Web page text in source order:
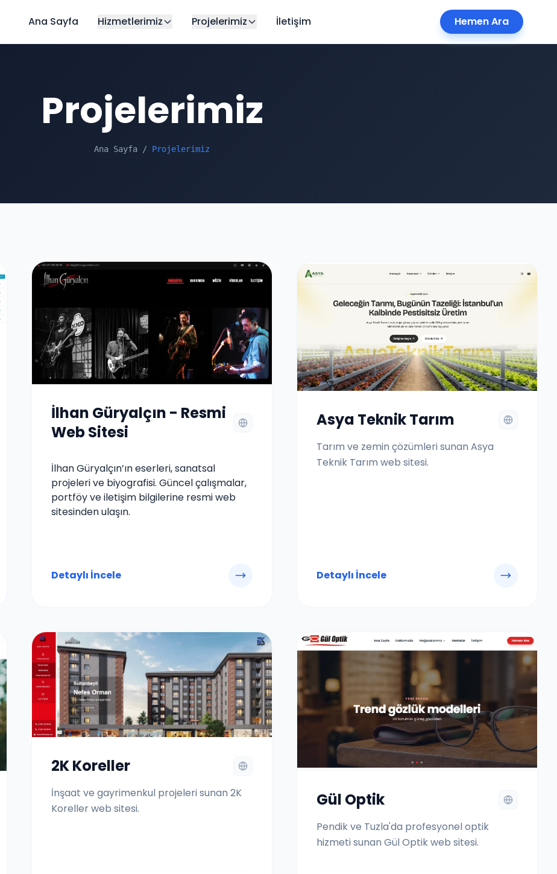
Ana Sayfa Hizmetlerimiz Projelerimiz İletişim Hemen Ara
Projelerimiz
Ana Sayfa / Projelerimiz
İlhan Güryalçın - Resmi
Web Sitesi
İlhan Güryalçın’ın eserleri, sanatsal
projeleri ve biyografisi. Güncel çalışmalar,
portföy ve iletişim bilgilerine resmi web
sitesinden ulaşın.
Detaylı İncele
Asya Teknik Tarım
Tarım ve zemin çözümleri sunan Asya
Teknik Tarım web sitesi.
Detaylı İncele
2K Koreller
İnşaat ve gayrimenkul projeleri sunan 2K
Koreller web sitesi.
Gül Optik
Pendik ve Tuzla'da profesyonel optik
hizmeti sunan Gül Optik web sitesi.